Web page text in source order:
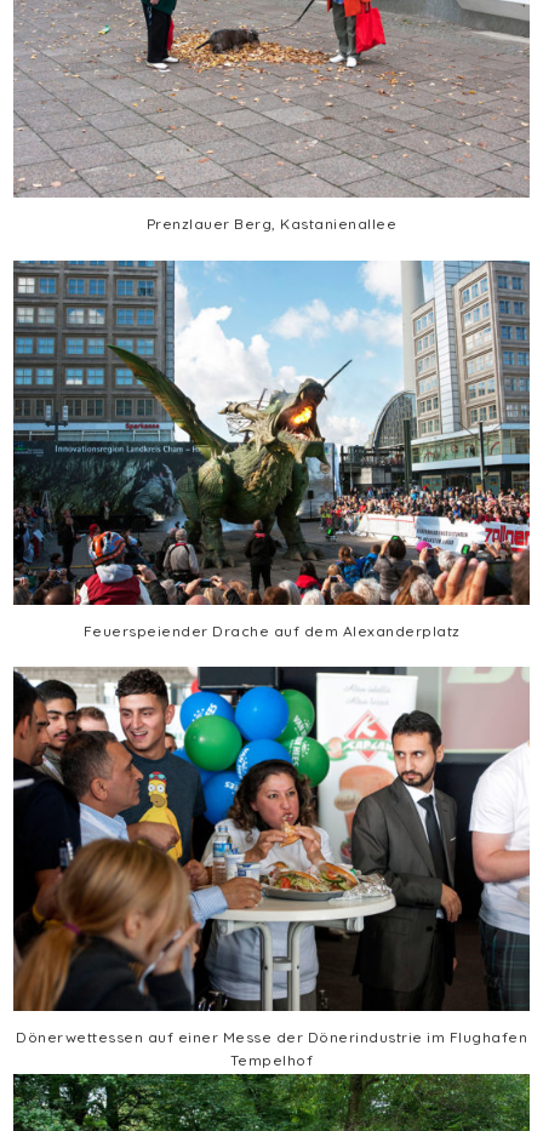
Prenzlauer Berg, Kastanienallee
Feuerspeiender Drache auf dem Alexanderplatz
Dönerwettessen auf einer Messe der Dönerindustrie im Flughafen
Tempelhof